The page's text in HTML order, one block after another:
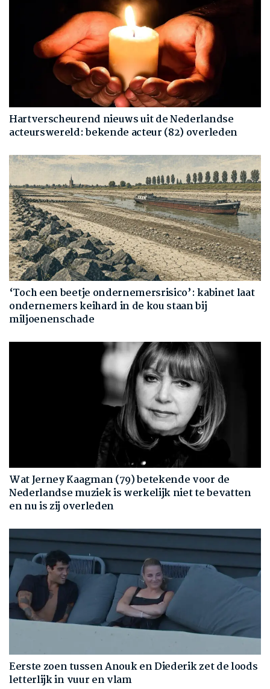
Hartverscheurend nieuws uit de Nederlandse
acteurswereld: bekende acteur (82) overleden
‘Toch een beetje ondernemersrisico’: kabinet laat
ondernemers keihard in de kou staan bij
miljoenenschade
Wat Jerney Kaagman (79) betekende voor de
Nederlandse muziek is werkelijk niet te bevatten
en nu is zij overleden
Eerste zoen tussen Anouk en Diederik zet de loods
letterlijk in vuur en vlam